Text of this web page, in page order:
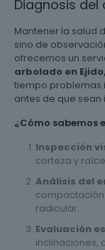
Diagnosis del
Mantener la salud
sino de
ofrecemos un
arbolado en
tiempo problemas
antes de que sean
¿Cómo sabemos
Inspección
corteza y
Análisis del
compactación
radicular.
Evaluación
inclinaciones,